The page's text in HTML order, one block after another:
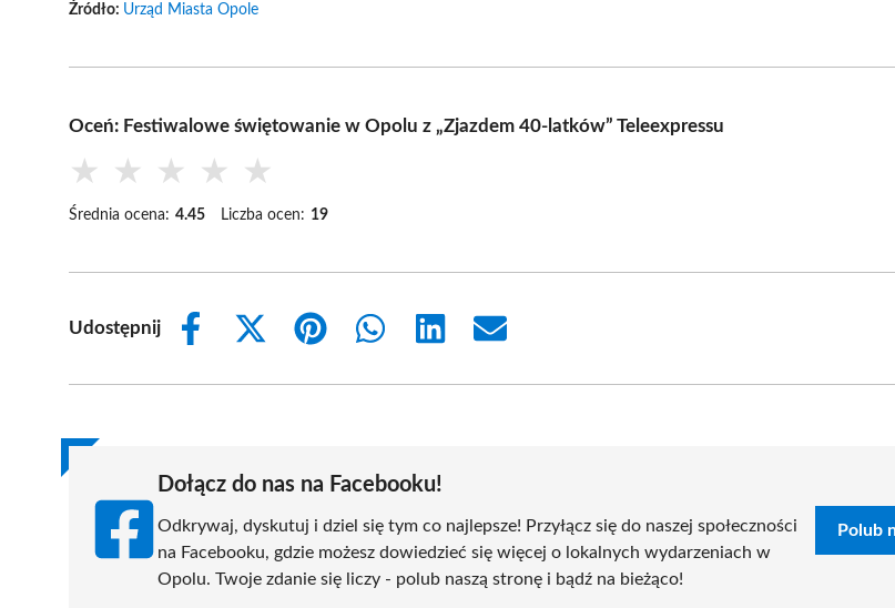
Źródło: Urząd Miasta Opole
Oceń: Festiwalowe świętowanie w Opolu z „Zjazdem 40-latków” Teleexpressu
★ ★ ★ ★ ★
Średnia ocena: 4.45 Liczba ocen: 19
Udostępnij
Share
Share
(Twitter)
Share
Share
Share
Share
Dołącz do nas na Facebooku!
Odkrywaj, dyskutuj i dziel się tym co najlepsze! Przyłącz się do naszej społeczności
na Facebooku, gdzie możesz dowiedzieć się więcej o lokalnych wydarzeniach w
Opolu. Twoje zdanie się liczy - polub naszą stronę i bądź na bieżąco!
Polub